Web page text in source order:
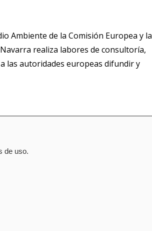
Ambiente de la Comisión Europea y la
realiza labores de consultoría,
las autoridades europeas difundir y
de uso.